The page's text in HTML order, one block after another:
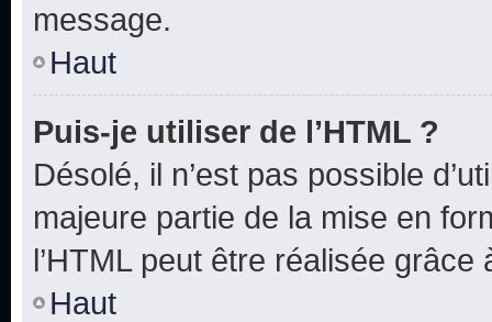
message.
Haut
Puis-je utiliser de l’HTML ?
Désolé, il n’est pas possible
majeure partie de la mise en
l’HTML peut être réalisée grâce
Haut